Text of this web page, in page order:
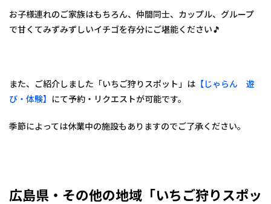
お子様連れのご家族はもちろん、仲間同士、カップル、グループ
で甘くてみずみずしいイチゴを存分にご堪能ください🎵
また、ご紹介しました「いちご狩りスポット」は 【じゃらん 遊
び・体験】 にて予約・リクエストが可能です。
季節によっては休業中の施設もありますのでご了承ください。
広島県・その他の地域「いちご狩りスポッ